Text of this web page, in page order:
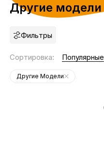
Другие модели
Фильтры
Сортировка: Популярные
Другие Модели